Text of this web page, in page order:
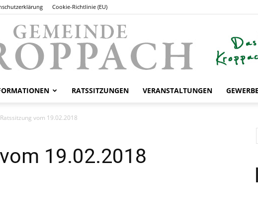
Cookie-Richtlinie (EU)
RATSSITZUNGEN VERANSTALTUNGEN GEWERBE
Ratssitzung vom 19.02.2018
19.02.2018